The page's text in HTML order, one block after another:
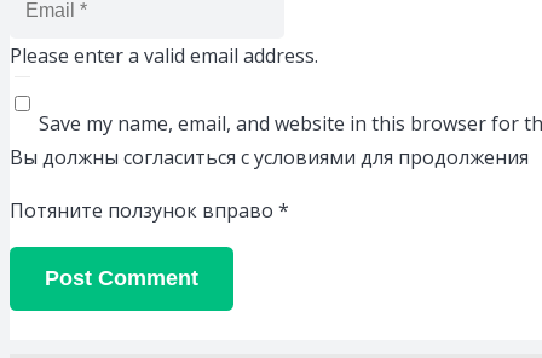
Please enter a valid email address.
Save my name, email, and website in this browser for
Вы должны согласиться с условиями для продолжения
Потяните ползунок вправо *
Post Comment